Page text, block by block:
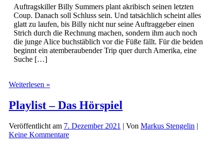
Auftragskiller Billy Summers plant akribisch seinen letzten
Coup. Danach soll Schluss sein. Und tatsächlich scheint alles
glatt zu laufen, bis Billy nicht nur seine Auftraggeber einen
Strich durch die Rechnung machen, sondern ihm auch noch
die junge Alice buchstäblich vor die Füße fällt. Für die beiden
beginnt ein atemberaubender Trip quer durch Amerika, eine
Suche […]
Weiterlesen »
Playlist – Das Hörspiel
Veröffentlicht am 7. Dezember 2021 | Von Markus Stengelin |
Keine Kommentare